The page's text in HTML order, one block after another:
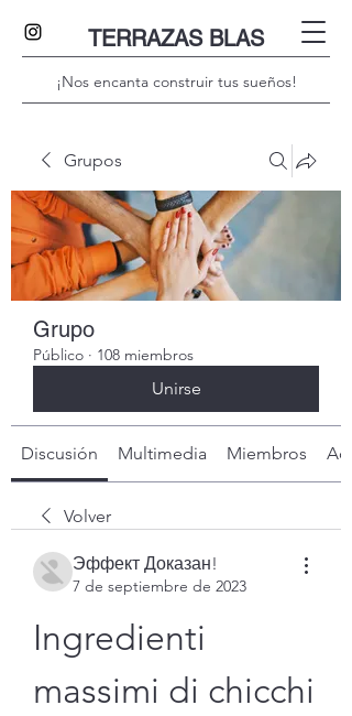
TERRAZAS BLAS
¡Nos encanta construir tus sueños!
Grupos
Grupo
Público · 108 miembros
Unirse
Discusión Multimedia Miembros
Volver
Эффект Доказан!
7 de septiembre de 2023
Ingredienti
massimi di chicchi